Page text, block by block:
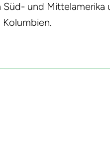
Süd- und